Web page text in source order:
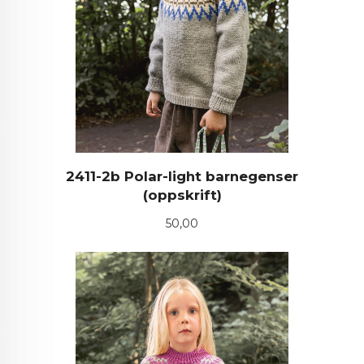
2411-2b Polar-light barnegenser
(oppskrift)
Pris
50,00